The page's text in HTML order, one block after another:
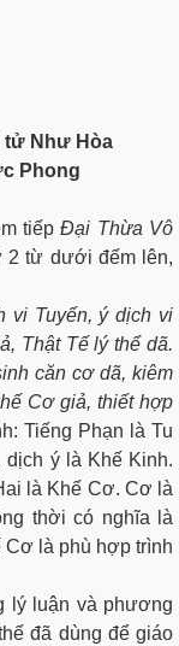
tử Như Hòa
Phong
tiếpĐại Thừa Vô
2 từ dưới đếm lên,
vi Tuyến, ý dịch vi
Thật Tế lý thể dã.
căn cơ dã, kiêm
Cơ giả, thiết hợp
Tiếng Phạn là Tu
ý là Khế Kinh.
là Khế Cơ. Cơ là
thời có nghĩa là
Cơ là phù hợp trình
lý luận và phương
đã dùng để giáo